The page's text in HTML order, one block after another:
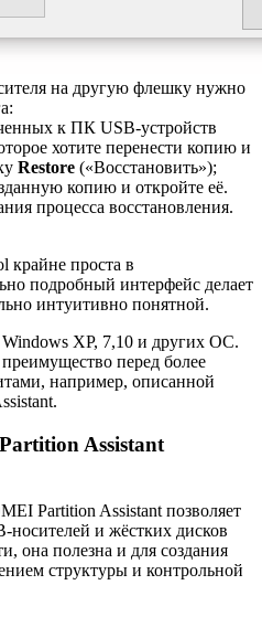
на другую флешку нужно
к ПК USB-устройств
хотите перенести копию и
Restore («Восстановить»);
копию и откройте её.
процесса восстановления.
крайне проста в
подробный интерфейс делает
интуитивно понятной.
XP, 7,10 и других ОС.
перед более
например, описанной
Assistant
Partition Assistant позволяет
носителей и жёстких дисков
она полезна и для создания
структуры и контрольной